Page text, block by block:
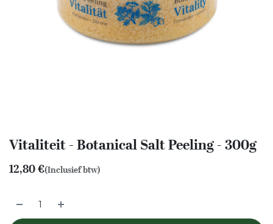
Vitaliteit - Botanical Salt Peeling - 300g
12,80€(Inclusief btw)